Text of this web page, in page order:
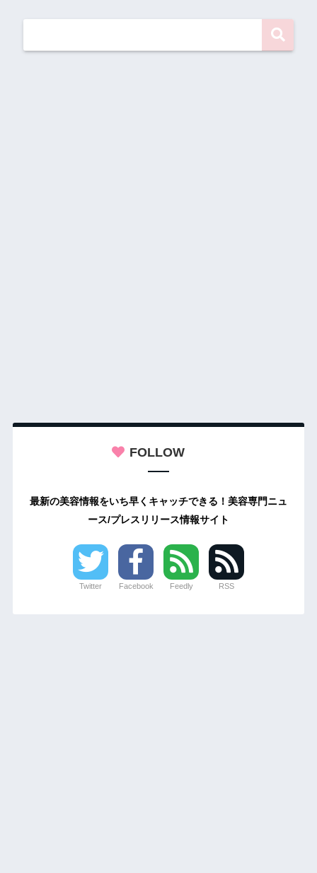
FOLLOW
最新の美容情報をいち早くキャッチできる！美容専門ニュ
ース/プレスリリース情報サイト
Twitter Facebook Feedly RSS